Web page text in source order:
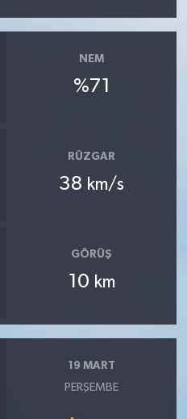
NEM
%71
RÜZGAR
38 km/s
GÖRÜŞ
10 km
19 MART
PERŞEMBE